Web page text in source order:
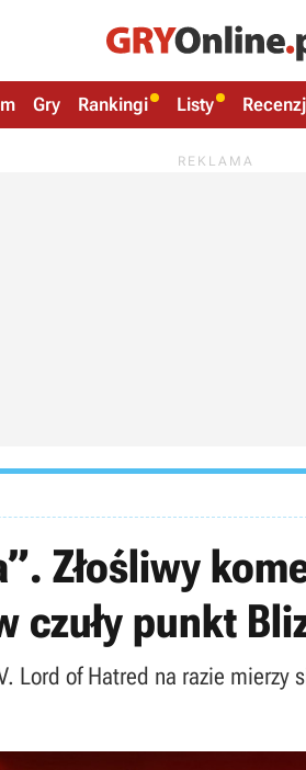
Gry Rankingi Listy
Złośliwy
czuły punkt
Lord of Hatred na razie